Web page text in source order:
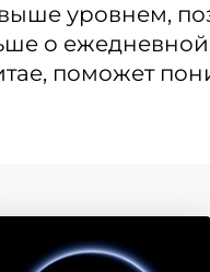
уровнем,
о ежедневной
поможет